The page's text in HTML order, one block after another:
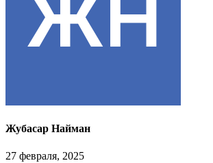
Жубасар Найман
27 февраля, 2025